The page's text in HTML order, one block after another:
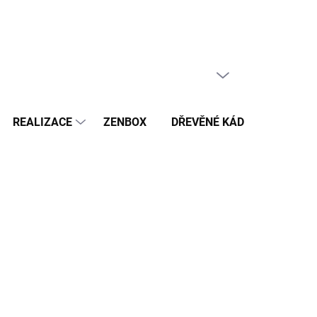
REALIZACE ZENBOX DŘEVĚNÉ KÁDĚ